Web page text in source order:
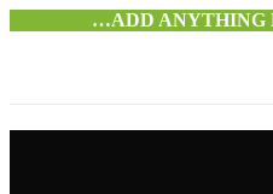
ADD ANYTHING